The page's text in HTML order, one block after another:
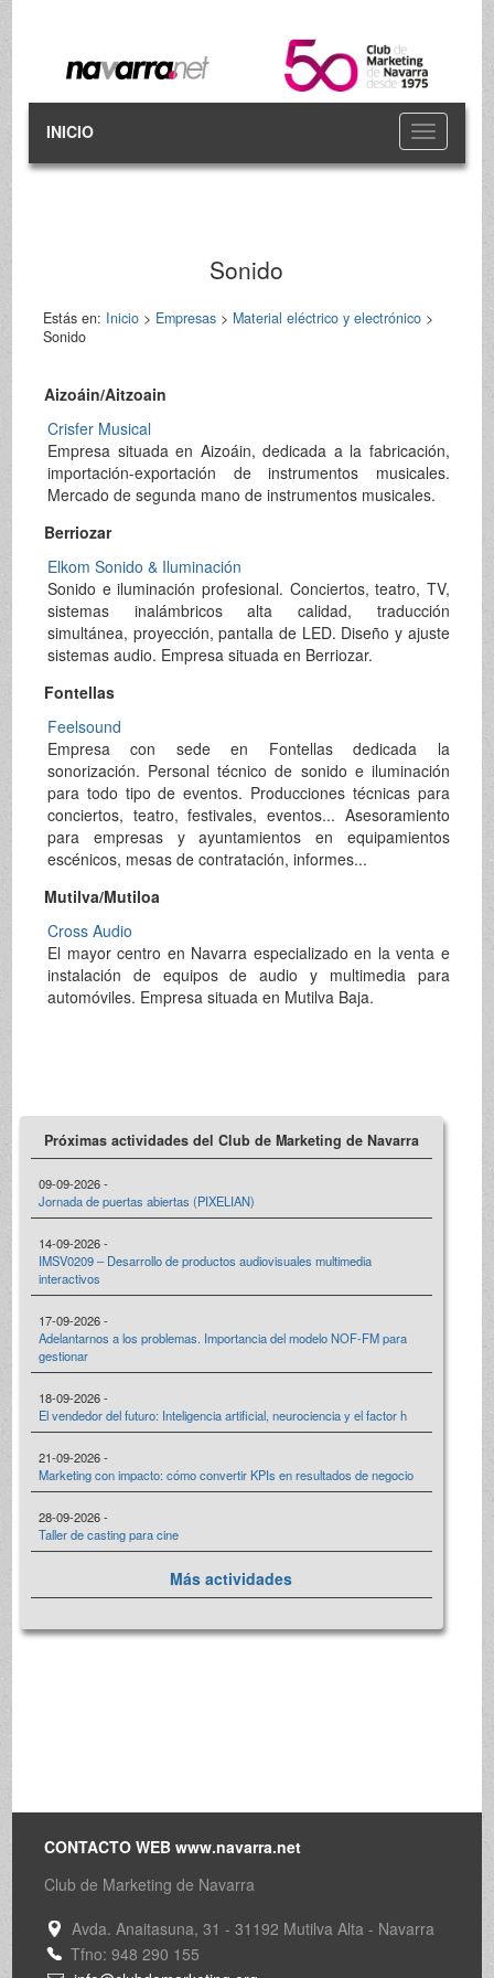
Toggle
navigation
INICIO
Sonido
Estás en: Inicio> Empresas> Material eléctrico y electrónico>
Sonido
Aizoáin/Aitzoain
Crisfer Musical
Empresa situada en Aizoáin, dedicada a la fabricación,
importación-exportación de instrumentos musicales.
Mercado de segunda mano de instrumentos musicales.
Berriozar
Elkom Sonido & Iluminación
Sonido e iluminación profesional. Conciertos, teatro, TV,
sistemas inalámbricos alta calidad, traducción
simultánea, proyección, pantalla de LED. Diseño y ajuste
sistemas audio. Empresa situada en Berriozar.
Fontellas
Feelsound
Empresa con sede en Fontellas dedicada la
sonorización. Personal técnico de sonido e iluminación
para todo tipo de eventos. Producciones técnicas para
conciertos, teatro, festivales, eventos... Asesoramiento
para empresas y ayuntamientos en equipamientos
escénicos, mesas de contratación, informes...
Mutilva/Mutiloa
Cross Audio
El mayor centro en Navarra especializado en la venta e
instalación de equipos de audio y multimedia para
automóviles. Empresa situada en Mutilva Baja.
Próximas actividades del Club de Marketing de Navarra
09-09-2026 -
Jornada de puertas abiertas (PIXELIAN)
14-09-2026 -
IMSV0209 – Desarrollo de productos audiovisuales multimedia
interactivos
17-09-2026 -
Adelantarnos a los problemas. Importancia del modelo NOF-FM para
gestionar
18-09-2026 -
El vendedor del futuro: Inteligencia artificial, neurociencia y el factor h
21-09-2026 -
Marketing con impacto: cómo convertir KPIs en resultados de negocio
28-09-2026 -
Taller de casting para cine
Más actividades
CONTACTO WEB www.navarra.net
Club de Marketing de Navarra
Avda. Anaitasuna, 31 - 31192 Mutilva Alta - Navarra
Tfno: 948 290 155